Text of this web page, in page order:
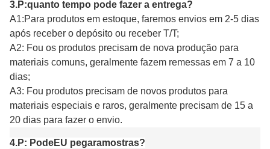
3.P:quanto tempo pode fazer a entrega?
A1:Para produtos em estoque, faremos envios em 2-5 dias
após receber o depósito ou receber T/T;
A2: Fou os produtos precisam de nova produção para
materiais comuns, geralmente fazem remessas em 7 a 10
dias;
A3: Fou produtos precisam de novos produtos para
materiais especiais e raros, geralmente precisam de 15 a
20 dias para fazer o envio.
4.P: PodeEU pegaramostras?